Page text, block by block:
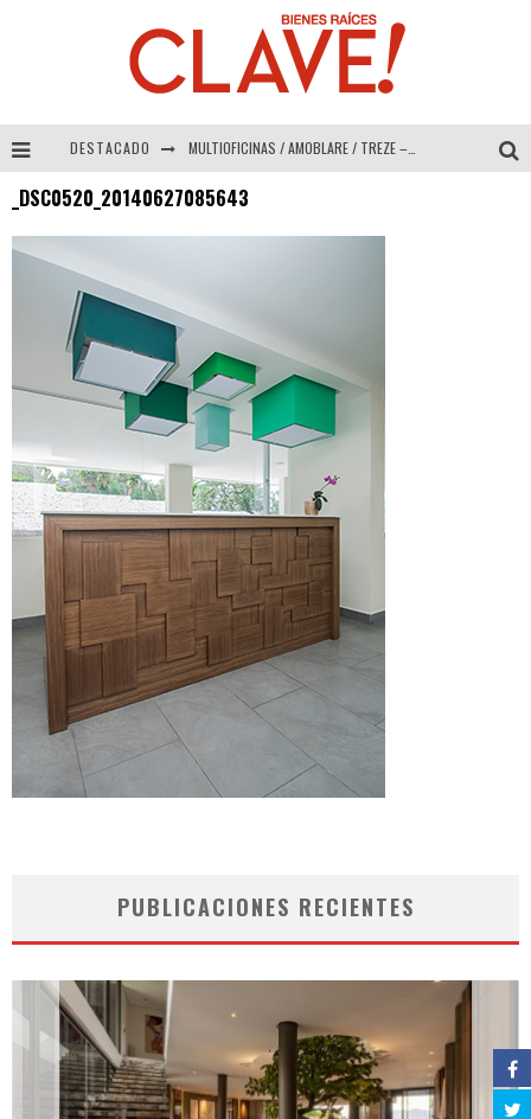
DESTACADO MULTIOFICINAS / AMOBLARE / TREZE – Especial Interiorismo & Decoración 2026
_DSC0520_20140627085643
PUBLICACIONES RECIENTES